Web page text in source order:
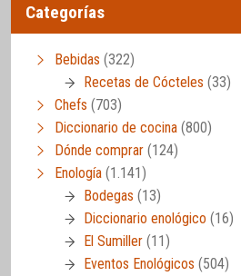
Categorías
Bebidas (322)
Recetas de Cócteles (33)
Chefs (703)
Diccionario de cocina (800)
Dónde comprar (124)
Enología (1.141)
Bodegas (13)
Diccionario enológico (16)
El Sumiller (11)
Eventos Enológicos (504)